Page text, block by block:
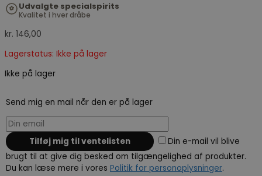
Udvalgte specialspirits
Kvalitet i hver dråbe
kr. 146,00
Lagerstatus: Ikke på lager
Ikke på lager
Send mig en mail når den er på lager
Din e-mail vil blive
brugt til at give dig besked om tilgængelighed af produkter.
Du kan læse mere i vores Politik for personoplysninger.